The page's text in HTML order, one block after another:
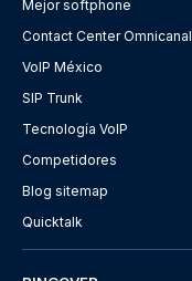
Mejor softphone
Contact Center Omnicanal
VoIP México
SIP Trunk
Tecnología VoIP
Competidores
Blog sitemap
Quicktalk